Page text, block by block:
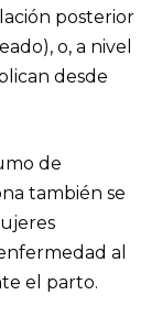
posterior
o, a nivel
desde
de
también se
al
el parto.